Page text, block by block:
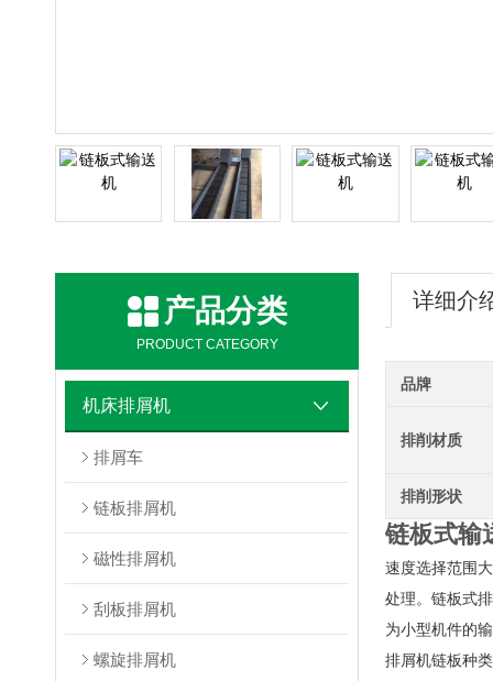
产品分类
PRODUCT CATEGORY
机床排屑机
排屑车
链板排屑机
磁性排屑机
刮板排屑机
螺旋排屑机
详细介
品牌
排削材质
排削形状
链板式输
速度选择范围
处理。链板式
为小型机件的
排屑机链板种